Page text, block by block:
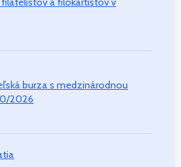
burza s medzinárodnou
2026